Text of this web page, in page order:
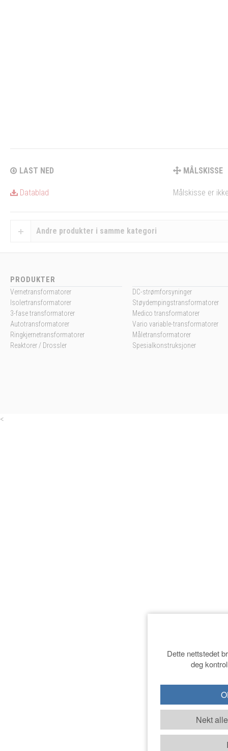
LAST NED
Datablad
MÅLSKISSE
Målskisse er
Andre produkter i samme kategori
PRODUKTER
Vernetransformatorer
Isolertransformatorer
3-fase transformatorer
Autotransformatorer
Ringkjernetransformatorer
Reaktorer / Drossler
DC-strømforsyninger
Støydempingstransformatorer
Medico transformatorer
Vario variable-transformatorer
Måletransformatorer
Spesialkonstruksjoner
<
Dette nettstedet
deg
Nekt